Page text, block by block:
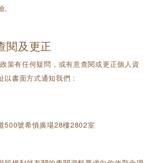
閱及更正
策有任何疑問，或有意查閱或更正個人資
以書面方式通知我們 :
500號希慎廣場28樓2802室